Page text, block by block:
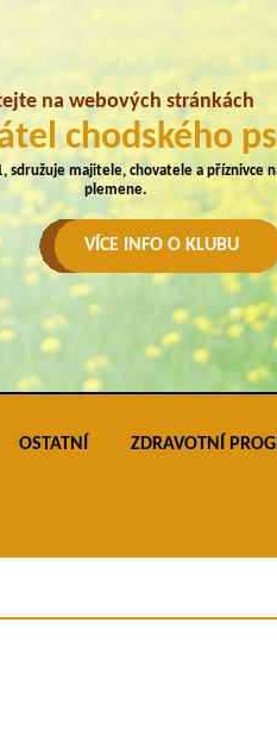
na webových stránkách
chodského
sdružuje majitele, chovatele a příznivce
plemene.
VÍCE INFO O KLUBU
pes ve výkonu
OSTATNÍ
Evidence KL
ZDRAVOTNÍ